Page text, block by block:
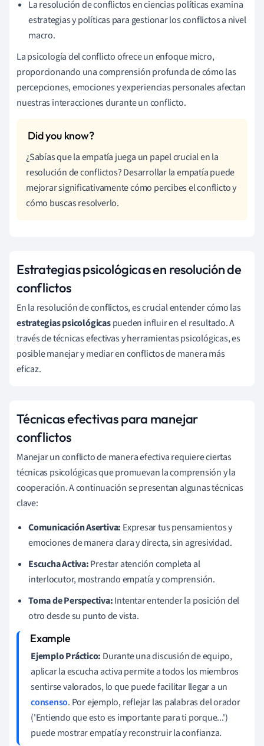
La resolución de conflictos en ciencias políticas examina
estrategias y políticas para gestionar los conflictos a nivel
macro.
La psicología del conflicto ofrece un enfoque micro,
proporcionando una comprensión profunda de cómo las
percepciones, emociones y experiencias personales afectan
nuestras interacciones durante un conflicto.
¿Sabías que la empatía juega un papel crucial en la
resolución de conflictos? Desarrollar la empatía puede
mejorar significativamente cómo percibes el conflicto y
cómo buscas resolverlo.
Estrategias psicológicas en resolución de
conflictos
En la resolución de conflictos, es crucial entender cómo las
estrategias psicológicaspueden influir en el resultado. A
través de técnicas efectivas y herramientas psicológicas, es
posible manejar y mediar en conflictos de manera más
eficaz.
Técnicas efectivas para manejar
conflictos
Manejar un conflicto de manera efectiva requiere ciertas
técnicas psicológicas que promuevan la comprensión y la
cooperación. A continuación se presentan algunas técnicas
clave:
Comunicación Asertiva: Expresar tus pensamientos y
emociones de manera clara y directa, sin agresividad.
Escucha Activa:Prestar atención completa al
interlocutor, mostrando empatía y comprensión.
Toma de Perspectiva:Intentar entender la posición del
otro desde su punto de vista.
Ejemplo Práctico: Durante una discusión de equipo,
aplicar la escucha activa permite a todos los miembros
sentirse valorados, lo que puede facilitar llegar a un
consenso. Por ejemplo, reflejar las palabras del orador
('Entiendo que esto es importante para ti porque...')
puede mostrar empatía y reconstruir la confianza.